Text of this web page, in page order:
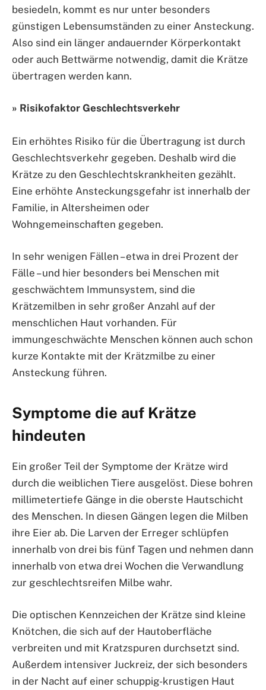
besiedeln, kommt es nur unter besonders
günstigen Lebensumständen zu einer Ansteckung.
Also sind ein länger andauernder Körperkontakt
oder auch Bettwärme notwendig, damit die Krätze
übertragen werden kann.
» Risikofaktor Geschlechtsverkehr
Ein erhöhtes Risiko für die Übertragung ist durch
Geschlechtsverkehr gegeben. Deshalb wird die
Krätze zu den Geschlechtskrankheiten gezählt.
Eine erhöhte Ansteckungsgefahr ist innerhalb der
Familie, in Altersheimen oder
Wohngemeinschaften gegeben.
In sehr wenigen Fällen – etwa in drei Prozent der
Fälle – und hier besonders bei Menschen mit
geschwächtem Immunsystem, sind die
Krätzemilben in sehr großer Anzahl auf der
menschlichen Haut vorhanden. Für
immungeschwächte Menschen können auch schon
kurze Kontakte mit der Krätzmilbe zu einer
Ansteckung führen.
Symptome die auf Krätze
hindeuten
Ein großer Teil der Symptome der Krätze wird
durch die weiblichen Tiere ausgelöst. Diese bohren
millimetertiefe Gänge in die oberste Hautschicht
des Menschen. In diesen Gängen legen die Milben
ihre Eier ab. Die Larven der Erreger schlüpfen
innerhalb von drei bis fünf Tagen und nehmen dann
innerhalb von etwa drei Wochen die Verwandlung
zur geschlechtsreifen Milbe wahr.
Die optischen Kennzeichen der Krätze sind kleine
Knötchen, die sich auf der Hautoberfläche
verbreiten und mit Kratzspuren durchsetzt sind.
Außerdem intensiver Juckreiz, der sich besonders
in der Nacht auf einer schuppig-krustigen Haut